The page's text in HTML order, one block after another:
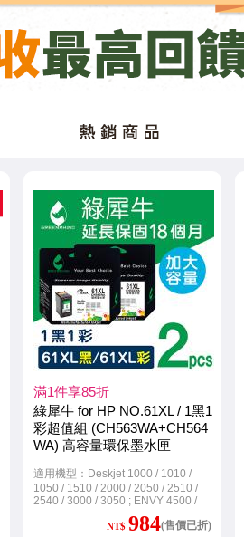
滿1件享85折
綠犀牛 for HP NO.61XL / 1黑1
彩超值組 (CH563WA+CH564
WA) 高容量環保墨水匣
適用機型：Deskjet 1000 / 1010 /
1050 / 1510 / 2000 / 2050 / 2510 /
2540 / 3000 / 3050 ; ENVY 4500 /
5530 ; OfficeJet 2620 / 4630
NT$ 984(售價已折)